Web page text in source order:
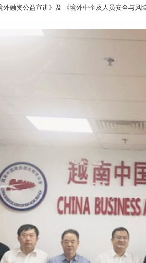
外融资公益宣讲》及 《境外中企及人员安全与风